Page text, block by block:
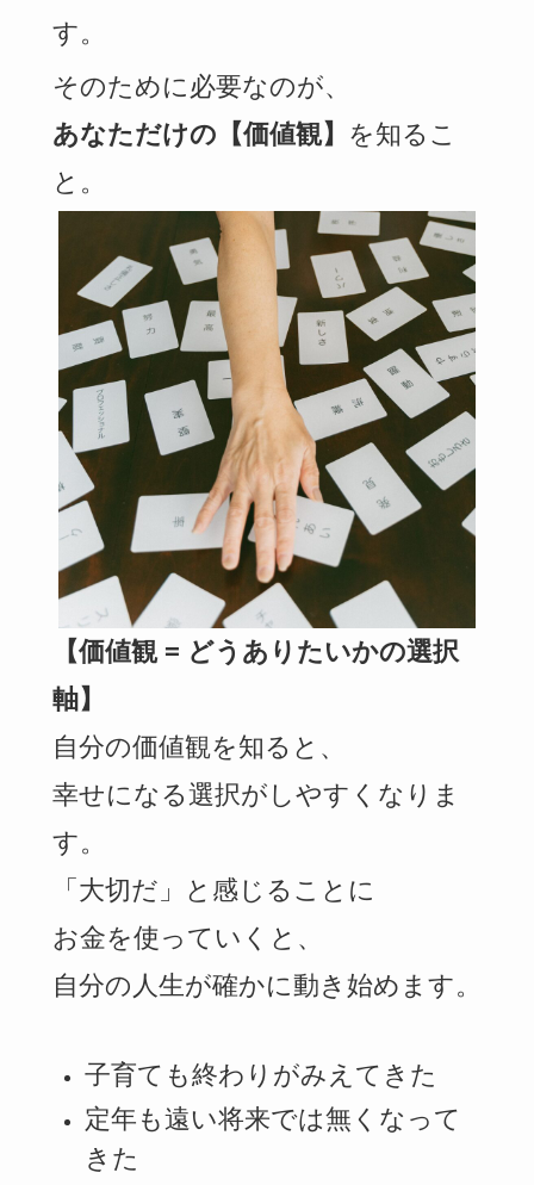
す。
そのために必要なのが、
あなただけの【価値観】 を知るこ
と。
【価値観 = どうありたいかの選択
軸】
自分の価値観を知ると、
幸せになる選択がしやすくなりま
す。
「大切だ」と感じることに
お金を使っていくと、
自分の人生が確かに動き始めます。
子育ても終わりがみえてきた
定年も遠い将来では無くなって
きた